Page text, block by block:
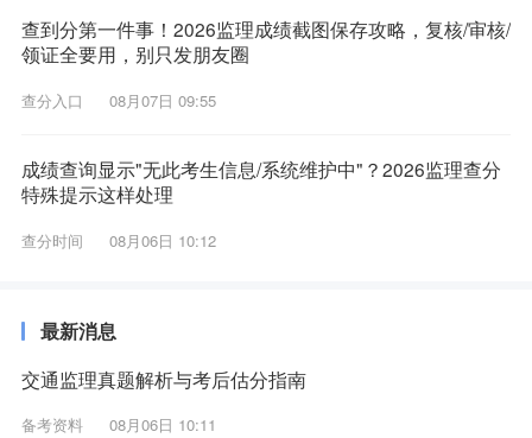
查到分第一件事！2026监理成绩截图保存攻略，复核/审核/
领证全要用，别只发朋友圈
查分入口 08月07日 09:55
成绩查询显示"无此考生信息/系统维护中"？2026监理查分
特殊提示这样处理
查分时间 08月06日 10:12
最新消息
交通监理真题解析与考后估分指南
备考资料 08月06日 10:11